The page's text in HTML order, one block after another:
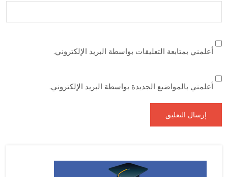
أعلمني بمتابعة التعليقات بواسطة البريد الإلكتروني.
أعلمني بالمواضيع الجديدة بواسطة البريد الإلكتروني.